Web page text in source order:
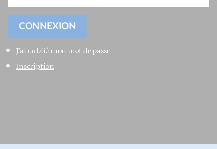
J'ai oublié mon mot de passe
Inscription